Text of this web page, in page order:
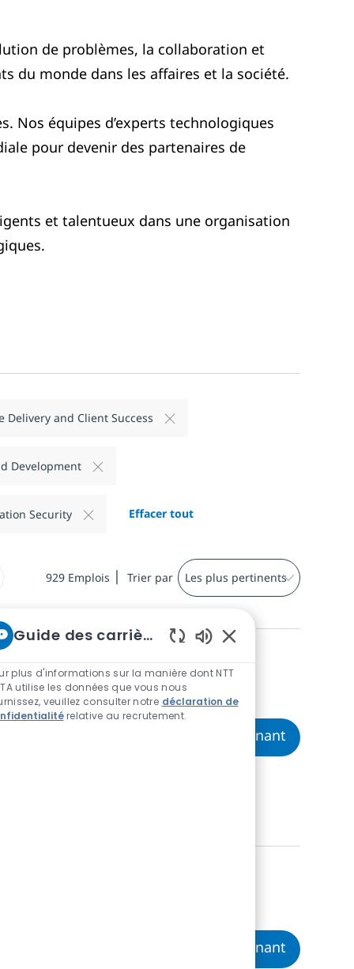
de problèmes, la collaboration et
du monde dans les affaires et la société.
Nos équipes d’experts technologiques
pour devenir des partenaires de
et talentueux dans une organisation
Delivery and Client Success
Development
Security Effacer tout
929 Emplois Trier par
para unirse a
y frameworks
Postulez maintenantPython
estudiante de
Java y
Postulez maintenantPasante
Guide des carrières chez NTT
plus d'informations sur la manière dont NTT
utilise les données que vous nous
veuillez consulter notre déclaration de
relative au recrutement.